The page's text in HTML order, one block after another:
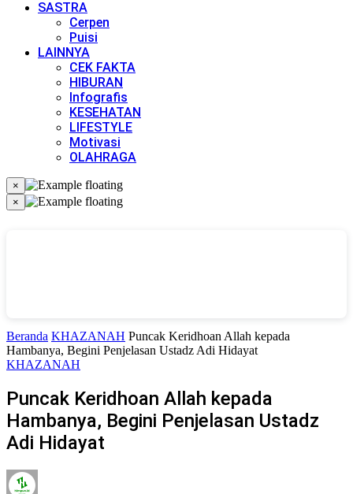
SASTRA
Cerpen
Puisi
LAINNYA
CEK FAKTA
HIBURAN
Infografis
KESEHATAN
LIFESTYLE
Motivasi
OLAHRAGA
×
×
Beranda KHAZANAH Puncak Keridhoan Allah kepada
Hambanya, Begini Penjelasan Ustadz Adi Hidayat
KHAZANAH
Puncak Keridhoan Allah kepada
Hambanya, Begini Penjelasan Ustadz
Adi Hidayat